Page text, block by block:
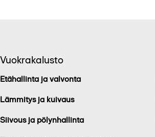
Vuokrakalusto
Etähallinta ja valvonta
Lämmitys ja kuivaus
Siivous ja pölynhallinta